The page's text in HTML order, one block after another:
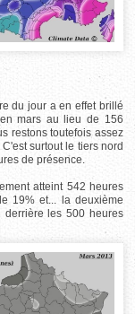
du jour a en effet brillé
mars au lieu de 156
restons toutefois assez
surtout le tiers nord
de présence.
atteint 542 heures
19% et... la deuxième
derrière les 500 heures